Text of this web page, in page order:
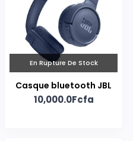
En Rupture De Stock
Casque bluetooth JBL
10,000.0Fcfa